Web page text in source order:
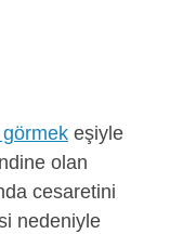
eşiyle
olan
cesaretini
nedeniyle